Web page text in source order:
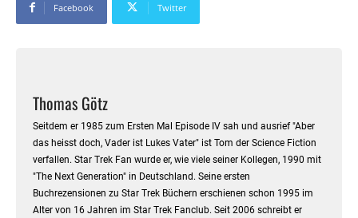
Facebook Twitter
Thomas Götz
Seitdem er 1985 zum Ersten Mal Episode IV sah und ausrief "Aber
das heisst doch, Vader ist Lukes Vater" ist Tom der Science Fiction
verfallen. Star Trek Fan wurde er, wie viele seiner Kollegen, 1990 mit
"The Next Generation" in Deutschland. Seine ersten
Buchrezensionen zu Star Trek Büchern erschienen schon 1995 im
Alter von 16 Jahren im Star Trek Fanclub. Seit 2006 schreibt er